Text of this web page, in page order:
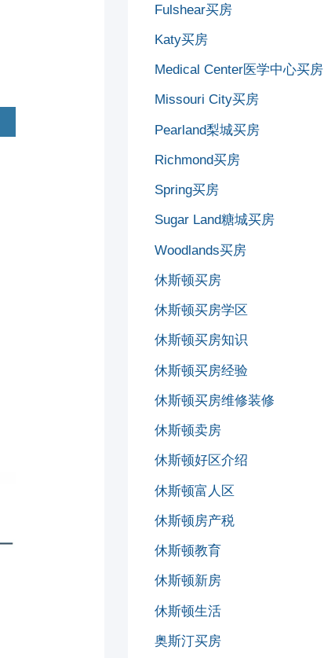
Fulshear买房
Katy买房
Medical Center医学中心买房
Missouri City买房
Pearland梨城买房
Richmond买房
Spring买房
Sugar Land糖城买房
Woodlands买房
休斯顿买房
休斯顿买房学区
休斯顿买房知识
休斯顿买房经验
休斯顿买房维修装修
休斯顿卖房
休斯顿好区介绍
休斯顿富人区
休斯顿房产税
休斯顿教育
休斯顿新房
休斯顿生活
奥斯汀买房